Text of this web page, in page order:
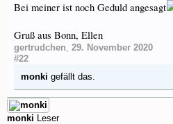
Bei meiner ist noch Geduld angesagt
Gruß aus Bonn, Ellen
gertrudchen, 29. November 2020
#22
monki gefällt das.
monki Leser